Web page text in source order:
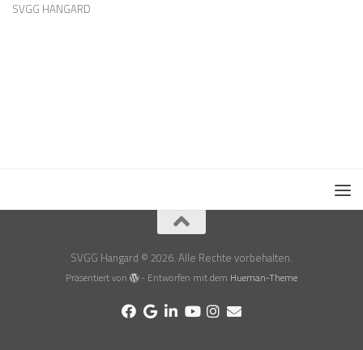
SVGG HANGARD
SVGG Hangard © 2026. Alle Rechte vorbehalten.
Präsentiert von - Entworfen mit dem Hueman-Theme